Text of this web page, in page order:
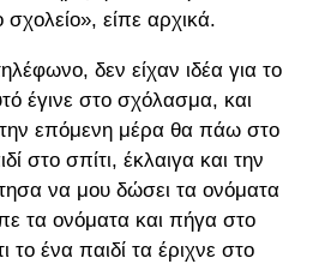
είπε αρχικά.
δεν είχαν ιδέα για το
έγινε στο σχόλασμα, και
επόμενη μέρα θα πάω στο
στο σπίτι, έκλαιγα και την
να μου δώσει τα ονόματα
τα ονόματα και πήγα στο
το ένα παιδί τα έριχνε στο